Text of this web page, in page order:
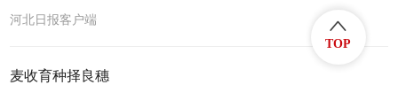
河北日报客户端
麦收育种择良穗
TOP